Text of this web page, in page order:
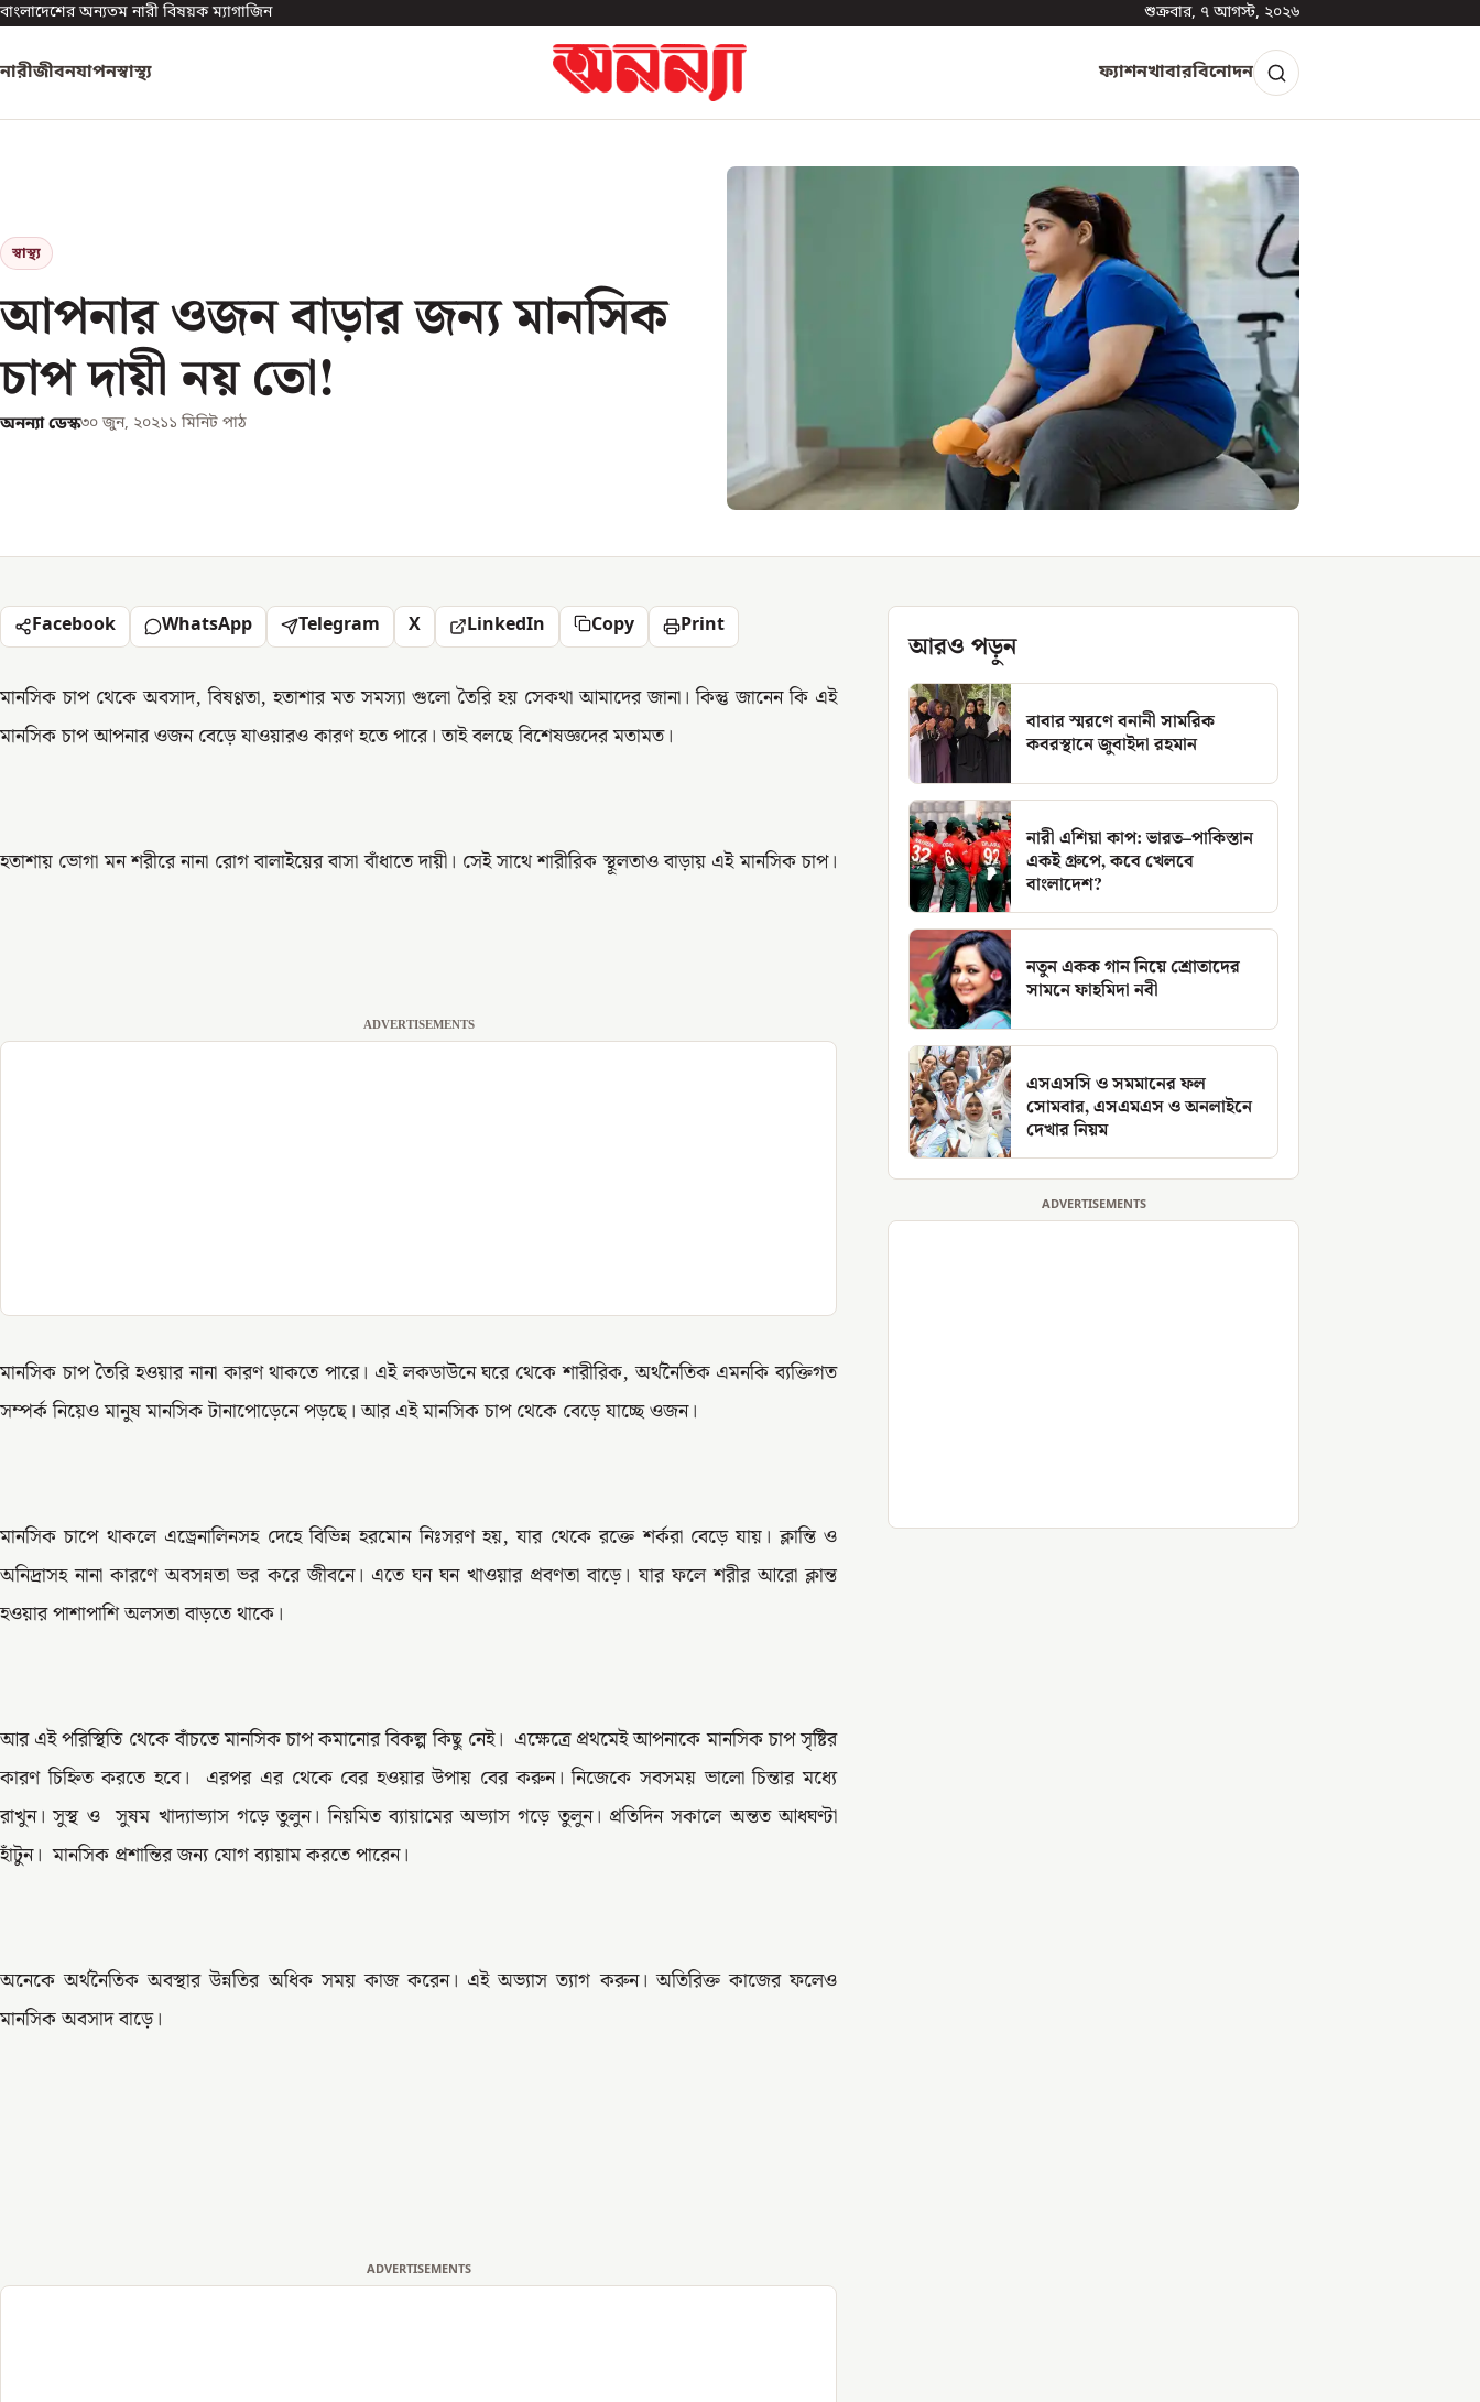
বাংলাদেশের অন্যতম নারী বিষয়ক ম্যাগাজিন শুক্রবার, ৭ আগস্ট, ২০২৬
নারীজীবনযাপনস্বাস্থ্য ফ্যাশনখাবারবিনোদন
স্বাস্থ্য
আপনার ওজন বাড়ার জন্য মানসিক
চাপ দায়ী নয় তো!
অনন্যা ডেস্ক৩০ জুন, ২০২১১ মিনিট পাঠ
Facebook WhatsApp Telegram X LinkedIn Copy Print
মানসিক চাপ থেকে অবসাদ, বিষণ্ণতা, হতাশার মত সমস্যা গুলো তৈরি হয় সেকথা আমাদের জানা। কিন্তু জানেন কি এই
মানসিক চাপ আপনার ওজন বেড়ে যাওয়ারও কারণ হতে পারে। তাই বলছে বিশেষজ্ঞদের মতামত।
হতাশায় ভোগা মন শরীরে নানা রোগ বালাইয়ের বাসা বাঁধাতে দায়ী। সেই সাথে শারীরিক স্থূলতাও বাড়ায় এই মানসিক চাপ।
ADVERTISEMENTS
মানসিক চাপ তৈরি হওয়ার নানা কারণ থাকতে পারে। এই লকডাউনে ঘরে থেকে শারীরিক, অর্থনৈতিক এমনকি ব্যক্তিগত
সম্পর্ক নিয়েও মানুষ মানসিক টানাপোড়েনে পড়ছে। আর এই মানসিক চাপ থেকে বেড়ে যাচ্ছে ওজন।
মানসিক চাপে থাকলে এড্রেনালিনসহ দেহে বিভিন্ন হরমোন নিঃসরণ হয়, যার থেকে রক্তে শর্করা বেড়ে যায়। ক্লান্তি ও
অনিদ্রাসহ নানা কারণে অবসন্নতা ভর করে জীবনে। এতে ঘন ঘন খাওয়ার প্রবণতা বাড়ে। যার ফলে শরীর আরো ক্লান্ত
হওয়ার পাশাপাশি অলসতা বাড়তে থাকে।
আর এই পরিস্থিতি থেকে বাঁচতে মানসিক চাপ কমানোর বিকল্প কিছু নেই। এক্ষেত্রে প্রথমেই আপনাকে মানসিক চাপ সৃষ্টির
কারণ চিহ্নিত করতে হবে। এরপর এর থেকে বের হওয়ার উপায় বের করুন। নিজেকে সবসময় ভালো চিন্তার মধ্যে
রাখুন। সুস্থ ও সুষম খাদ্যাভ্যাস গড়ে তুলুন। নিয়মিত ব্যায়ামের অভ্যাস গড়ে তুলুন। প্রতিদিন সকালে অন্তত আধঘণ্টা
হাঁটুন। মানসিক প্রশান্তির জন্য যোগ ব্যায়াম করতে পারেন।
অনেকে অর্থনৈতিক অবস্থার উন্নতির অধিক সময় কাজ করেন। এই অভ্যাস ত্যাগ করুন। অতিরিক্ত কাজের ফলেও
মানসিক অবসাদ বাড়ে।
ADVERTISEMENTS
আরও পড়ুন
বাবার স্মরণে বনানী সামরিক
কবরস্থানে জুবাইদা রহমান
নারী এশিয়া কাপ: ভারত–পাকিস্তান
একই গ্রুপে, কবে খেলবে
বাংলাদেশ?
নতুন একক গান নিয়ে শ্রোতাদের
সামনে ফাহমিদা নবী
এসএসসি ও সমমানের ফল
সোমবার, এসএমএস ও অনলাইনে
দেখার নিয়ম
ADVERTISEMENTS